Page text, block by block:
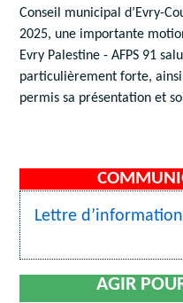
Conseil municipal d’Evry-
2025, une importante
Evry Palestine - AFPS 91
particulièrement forte,
permis sa présentation et
Lettre
AGIR